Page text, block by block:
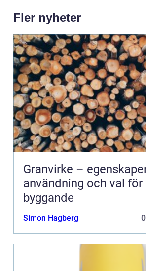
Fler nyheter
Granvirke –
användning och val
byggande
Simon Hagberg